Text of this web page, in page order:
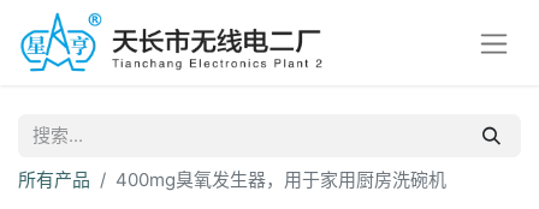
所有产品 400mg臭氧发生器，用于家用厨房洗碗机